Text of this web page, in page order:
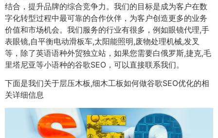
结合，提升品牌的综合竞争力。我们的目标是成为客户在数
字化转型过程中最可靠的合作伙伴，为客户创造更多的业务
价值和市场机会。我们服务的行业有很多，例如眼镜代理,手
表眼镜,自平衡电动滑板车,太阳能照明,废物处理机械,发叉
等，除了英语语种外贸独立站，如果您需要白俄罗斯,捷克,毛
里塔尼亚等小语种的谷歌SEO，可以直接联系我们。
下面是我们关于层压木板,细木工板如何做谷歌SEO优化的相
关详细信息